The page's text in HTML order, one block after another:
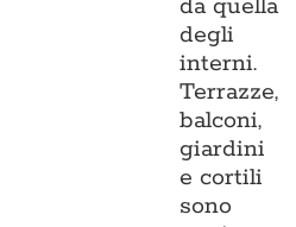
da quella
degli
interni.
Terrazze,
balconi,
giardini
e cortili
sono